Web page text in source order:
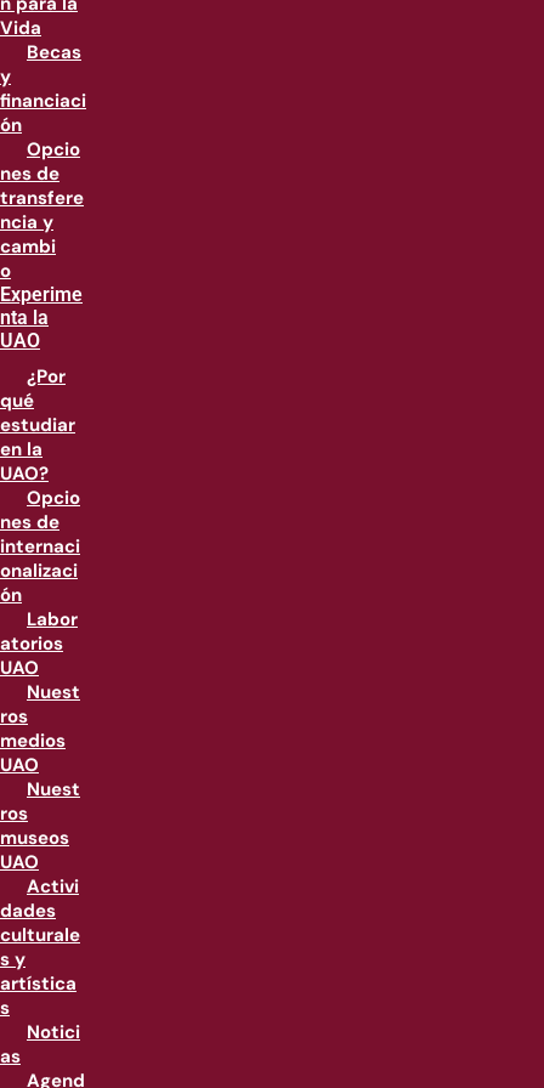
Vida
Becas
y
financiaci
ón
Opcio
nes de
transfere
ncia y
cambi
o
Experime
nta la
UAO
¿Por
qué
estudiar
en la
UAO?
Opcio
nes de
internaci
onalizaci
ón
Labor
atorios
UAO
Nuest
ros
medios
UAO
Nuest
ros
museos
UAO
Activi
dades
culturale
s y
artística
s
Notici
as
Agend